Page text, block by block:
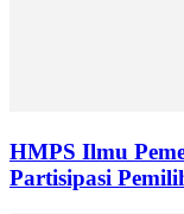
HMPS Ilmu
Partisipasi